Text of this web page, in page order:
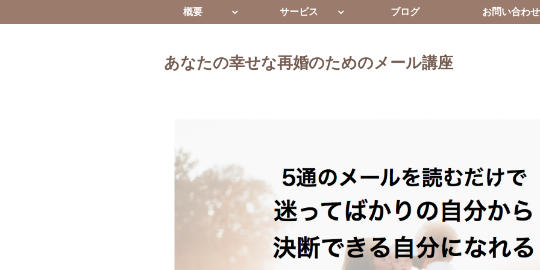
概要 サービス ブログ お問い合わせ
あなたの幸せな再婚のためのメール講座